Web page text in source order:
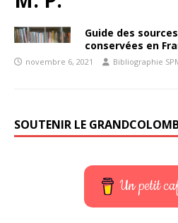
Guide des
conservées en
novembre 6, 2021 Bibliographie
SOUTENIR LE
Un petit